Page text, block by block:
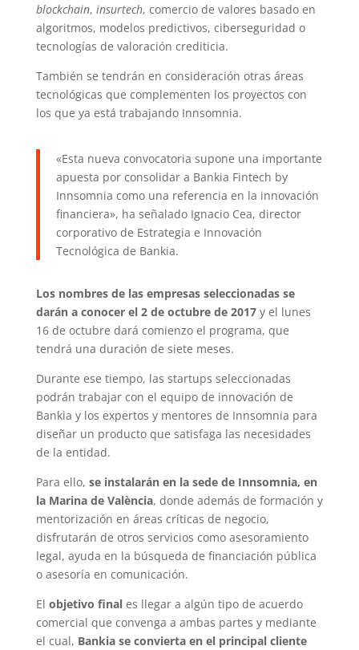
blockchain, insurtech, comercio de valores basado en
algoritmos, modelos predictivos, ciberseguridad o
tecnologías de valoración crediticia.
También se tendrán en consideración otras áreas
tecnológicas que complementen los proyectos con
los que ya está trabajando Innsomnia.
«Esta nueva convocatoria supone una importante
apuesta por consolidar a Bankia Fintech by
Innsomnia como una referencia en la innovación
financiera», ha señalado Ignacio Cea, director
corporativo de Estrategia e Innovación
Tecnológica de Bankia.
Los nombres de las empresas seleccionadas se
darán a conocer el 2 de octubre de 2017y el lunes
16 de octubre dará comienzo el programa, que
tendrá una duración de siete meses.
Durante ese tiempo, las startups seleccionadas
podrán trabajar con el equipo de innovación de
Bankia y los expertos y mentores de Innsomnia para
diseñar un producto que satisfaga las necesidades
de la entidad.
Para ello, se instalarán en la sede de Innsomnia, en
la Marina de València, donde además de formación y
mentorización en áreas críticas de negocio,
disfrutarán de otros servicios como asesoramiento
legal, ayuda en la búsqueda de financiación pública
o asesoría en comunicación.
El objetivo finales llegar a algún tipo de acuerdo
comercial que convenga a ambas partes y mediante
el cual, Bankia se convierta en el principal cliente